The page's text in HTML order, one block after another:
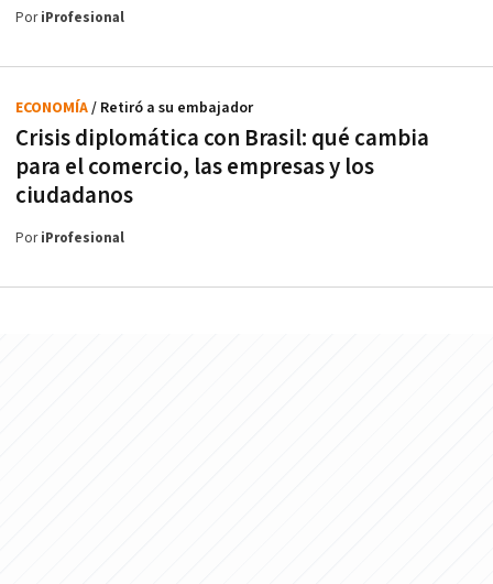
PoriProfesional
Crisis diplomática con Brasil: qué cambia
para el comercio, las empresas y los
ciudadanos
ECONOMÍA/ Retiró a su embajador
PoriProfesional